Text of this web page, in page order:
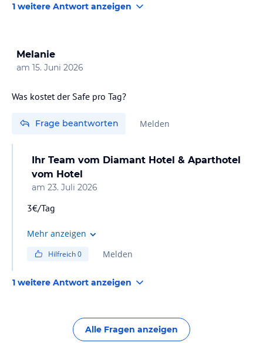
1 weitere Antwort anzeigen
Melanie
am 15. Juni 2026
Was kostet der Safe pro Tag?
Frage beantworten Melden
Ihr Team vom Diamant Hotel & Aparthotel
vom Hotel
am 23. Juli 2026
3€/Tag
Mehr anzeigen
Hilfreich0 Melden
1 weitere Antwort anzeigen
Alle Fragen anzeigen